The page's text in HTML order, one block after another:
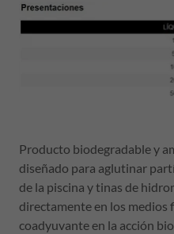
Producto biodegradable y
diseñado para aglutinar
de la piscina y tinas de
directamente en los medios
coadyuvante en la acción